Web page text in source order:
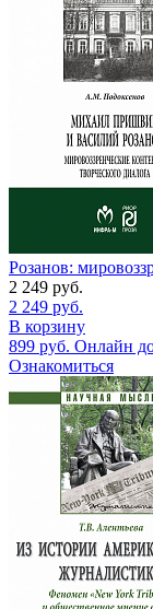
Розанов:
2 249 руб.
2 249 руб.
В корзину
899 руб. Онлайн
Ознакомиться